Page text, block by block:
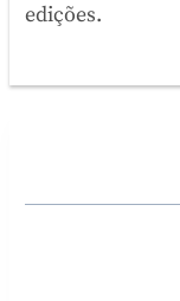
edições.